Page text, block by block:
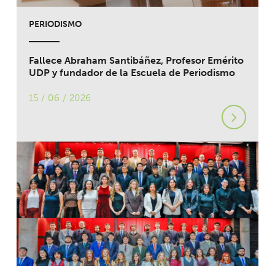
PERIODISMO
Fallece Abraham Santibáñez, Profesor Emérito
UDP y fundador de la Escuela de Periodismo
15 / 06 / 2026